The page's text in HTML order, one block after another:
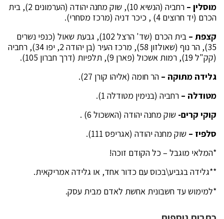
מוסלין –
רחביה (הנשיא 10), שוק מחנה יהודה (הערמונים 2), בית
הכרם (יד חרוצים 4) , כיכר דניה (מרכז מסחרי).
קצפת –
בית הכרם (שד' הרצל 102), גבעת שאול (כנפי נשרים
35), הר נוף (שאולזון 58), מרכז העיר (בן יהודה 2, יפו 34), רחביה
(קק"ל 19), רמות אשכול (פארן 9), תלפיות (דרך חברון 105).
גלידה מתוקה –הר חומה (אליהו קורן 27).
מטודלה –רחביה (בנימין מטודלה 1).
קוקי קרים-שוק מחנה יהודה (האשכול 6) .
סלפיז –שוק מחנה יהודה (אגריפס 111).
*המלאי מוגבל – כל הקודם זוכה!
**גלידה בגביע\בכוס עם כדור אחד, או גלידה אמריקאית.
*למימוש עד חשבונית אחשת לאדם מבית עסק.